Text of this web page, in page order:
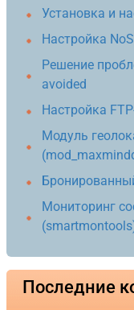
Установка и
Настройка
Решение
avoided
Настройка
Модуль
Мониторинг
Последние